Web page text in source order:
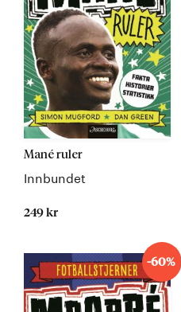
Mané ruler
Innbundet
249 kr
-60%